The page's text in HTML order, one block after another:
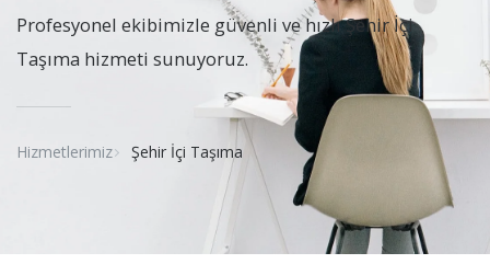
Profesyonel ekibimizle güvenli ve hızlı Şehir İçi
Taşıma hizmeti sunuyoruz.
Hizmetlerimiz Şehir İçi Taşıma